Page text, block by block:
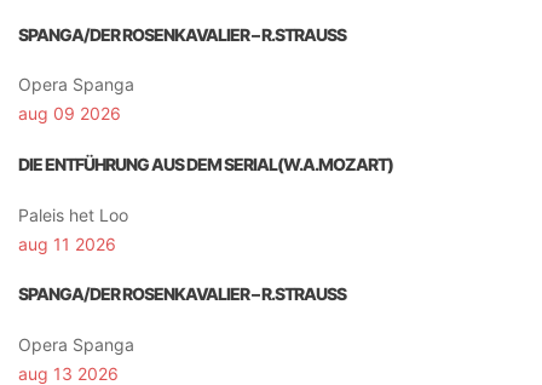
SPANGA/DER ROSENKAVALIER – R.STRAUSS
Opera Spanga
aug 09 2026
DIE ENTFÜHRUNG AUS DEM SERIAL(W.A.MOZART)
Paleis het Loo
aug 11 2026
SPANGA/DER ROSENKAVALIER – R.STRAUSS
Opera Spanga
aug 13 2026